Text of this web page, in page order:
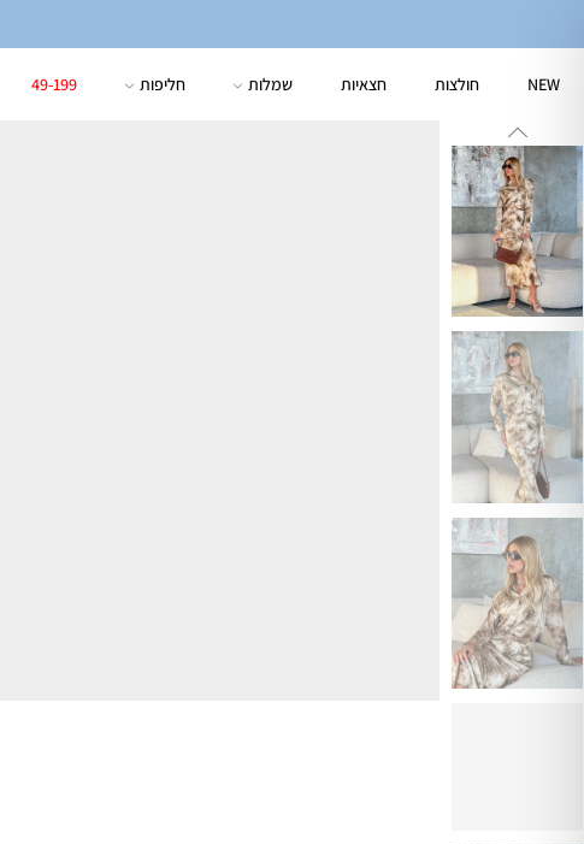
NEW חולצות חצאיות שמלות חליפות 49-199